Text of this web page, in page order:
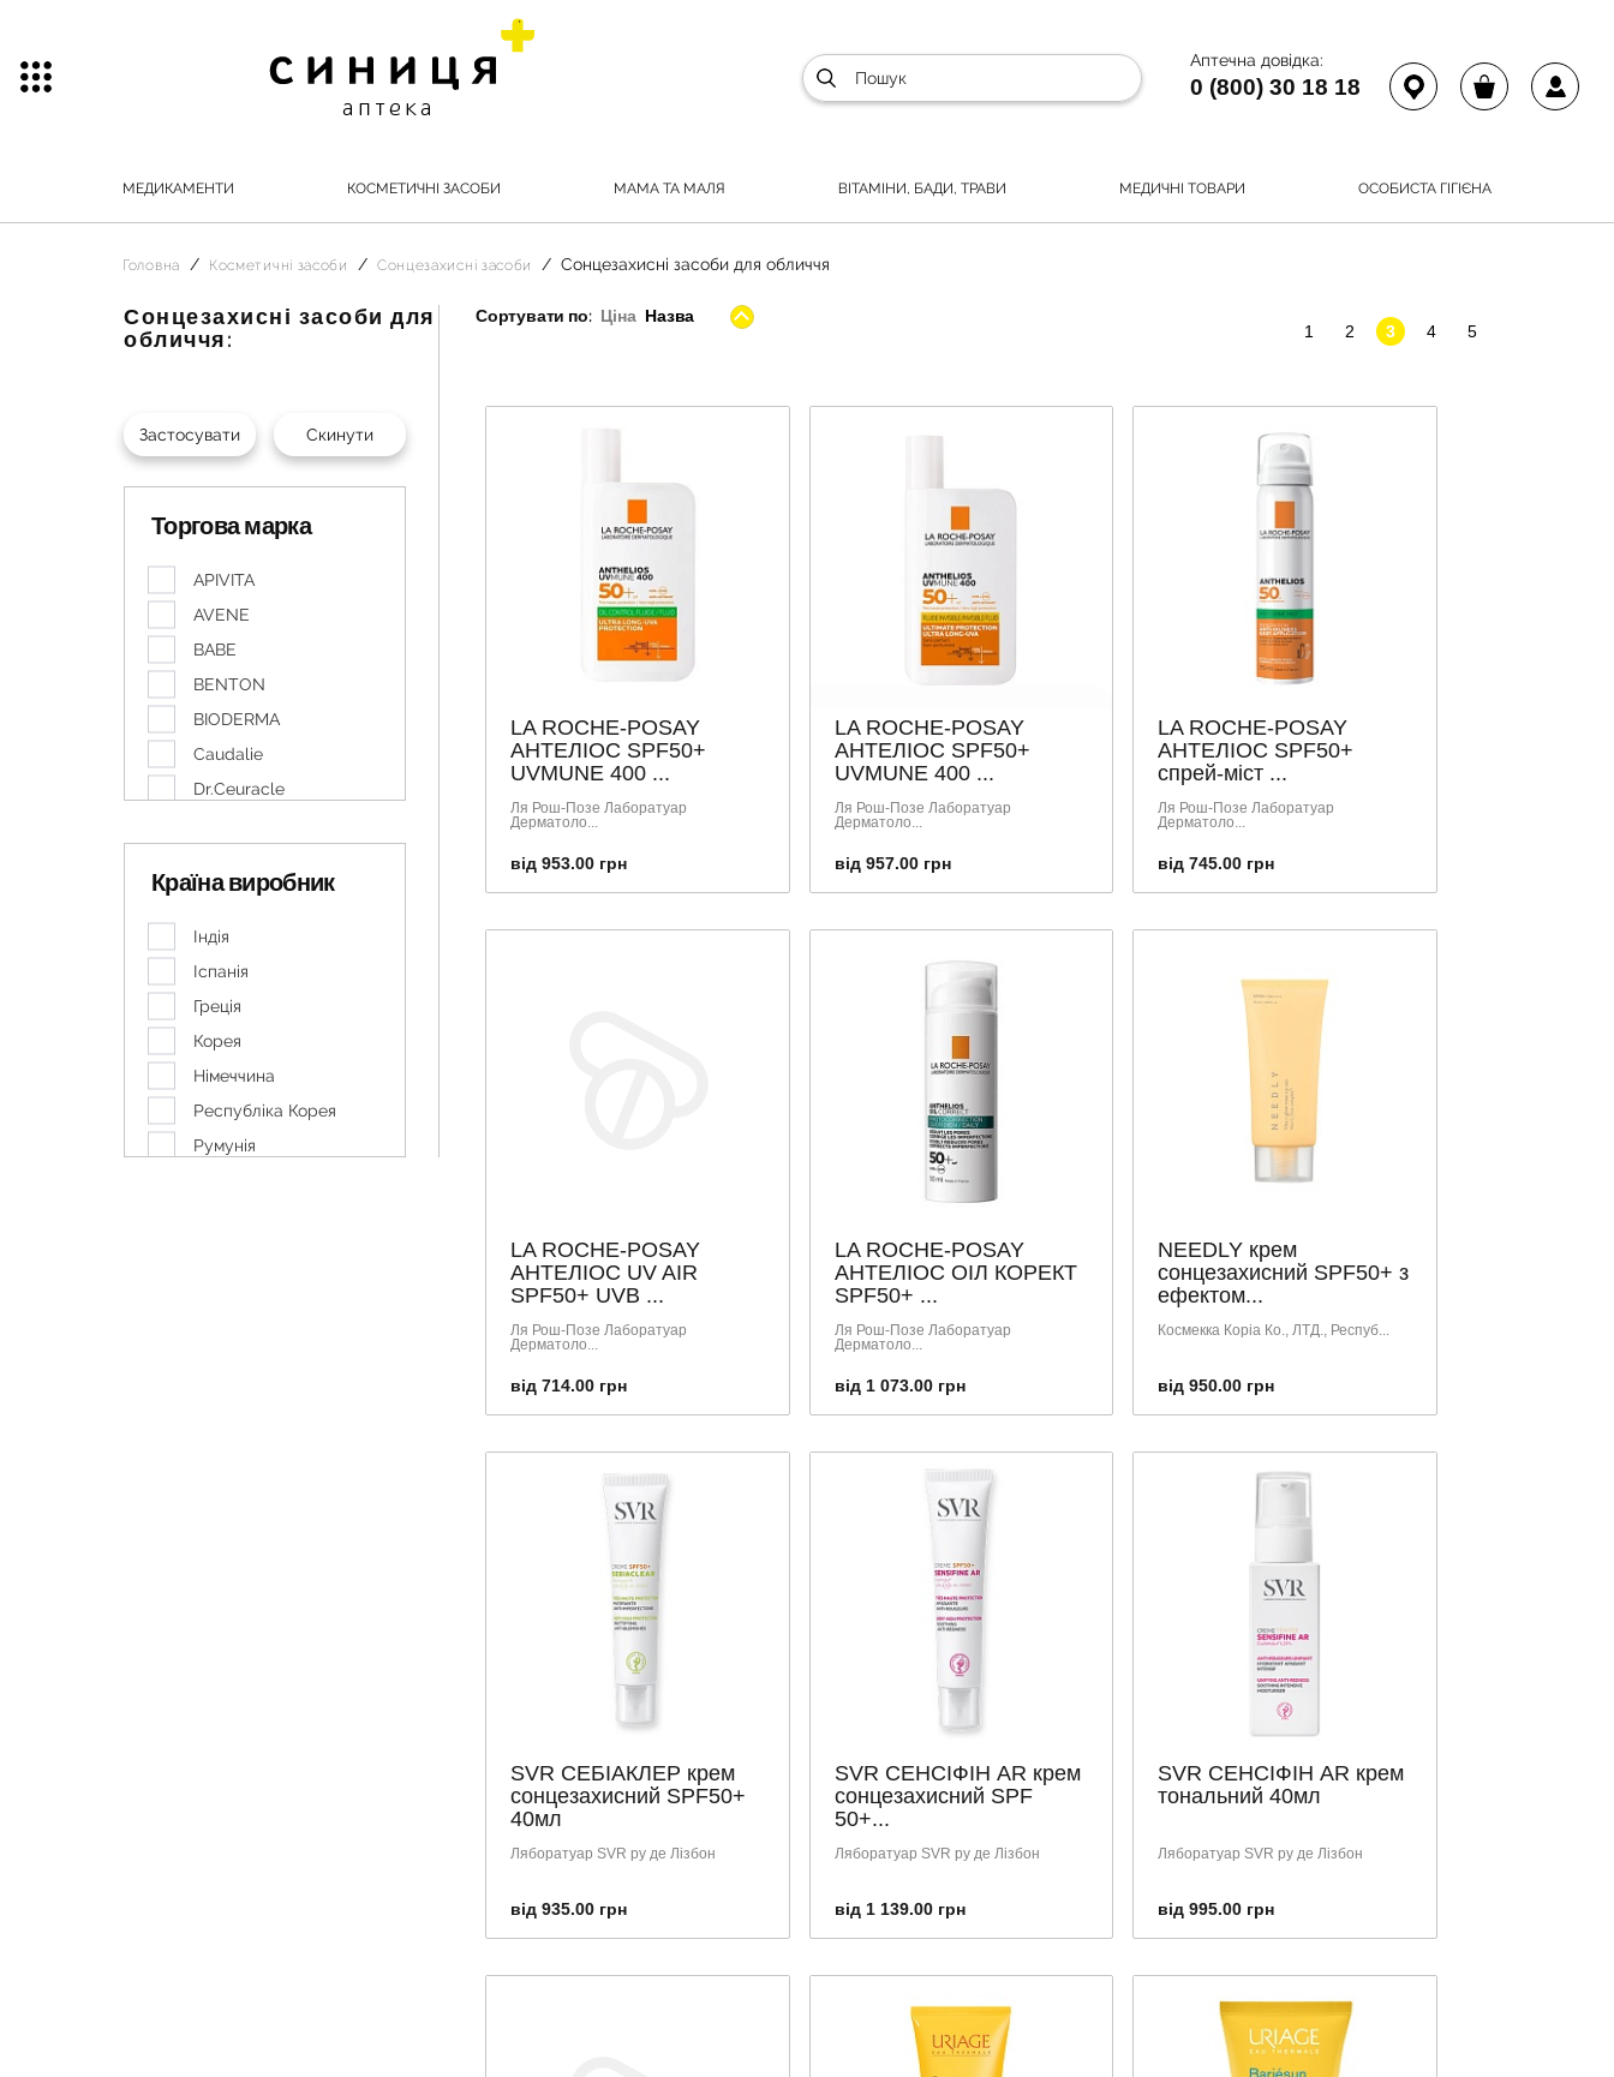
Аптечна довідка:
0 (800) 30 18 18
МЕДИКАМЕНТИ КОСМЕТИЧНІ ЗАСОБИ МАМА ТА МАЛЯ ВІТАМІНИ, БАДИ, ТРАВИ МЕДИЧНІ ТОВАРИ ОСОБИСТА ГІГІЄНА
Головна Косметичні засоби Сонцезахисні засоби Сонцезахисні засоби для обличчя
Сонцезахисні засоби для
обличчя:
Торгова марка
APIVITA
AVENE
BABE
BENTON
BIODERMA
Caudalie
Dr.Ceuracle
LA ROCHE-POSAY
LACABINE
LIERAC
NEEDLY
SVR
URIAGE
VICHY
WELEDA
Країна виробник
Індія
Іспанія
Греція
Корея
Німеччина
Республіка Корея
Румунія
Сортувати по: Ціна Назва
1
2 3 4 5
LA ROCHE-POSAY
АНТЕЛІОС SPF50+
UVMUNE 400 ...
Ля Рош-Позе Лаборатуар
Дерматоло...
від 953.00 грн
LA ROCHE-POSAY
АНТЕЛІОС SPF50+
UVMUNE 400 ...
Ля Рош-Позе Лаборатуар
Дерматоло...
від 957.00 грн
LA ROCHE-POSAY
АНТЕЛІОС SPF50+
спрей-міст ...
Ля Рош-Позе Лаборатуар
Дерматоло...
від 745.00 грн
LA ROCHE-POSAY
АНТЕЛІОС UV AIR
SPF50+ UVB ...
Ля Рош-Позе Лаборатуар
Дерматоло...
від 714.00 грн
LA ROCHE-POSAY
АНТЕЛІОС ОІЛ КОРЕКТ
SPF50+ ...
Ля Рош-Позе Лаборатуар
Дерматоло...
від 1 073.00 грн
NEEDLY крем
сонцезахисний SPF50+ з
ефектом...
Космекка Коріа Ко., ЛТД., Респуб...
від 950.00 грн
SVR СЕБІАКЛЕР крем
сонцезахисний SPF50+
40мл
Ляборатуар SVR ру де Лізбон
від 935.00 грн
SVR СЕНСІФІН AR крем
сонцезахисний SPF
50+...
Ляборатуар SVR ру де Лізбон
від 1 139.00 грн
SVR СЕНСІФІН AR крем
тональний 40мл
Ляборатуар SVR ру де Лізбон
від 995.00 грн